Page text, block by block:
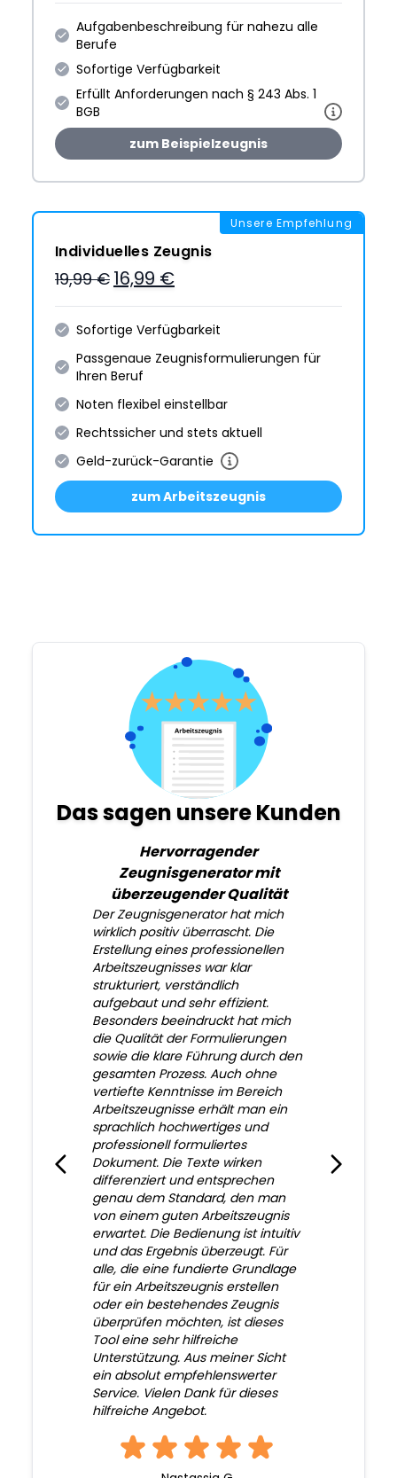
Aufgabenbeschreibung für nahezu alle
Berufe
Sofortige Verfügbarkeit
Erfüllt Anforderungen nach § 243 Abs. 1
BGB
zum Beispielzeugnis
Unsere Empfehlung
Individuelles Zeugnis
19,99 € 16,99 €
Sofortige Verfügbarkeit
Passgenaue Zeugnis­formulie­rungen für
Ihren Beruf
Noten flexibel einstellbar
Rechtssicher und stets aktuell
Geld-zurück-Garantie
zum Arbeitszeugnis
Das sagen unsere Kunden
Hervorragender
Zeugnisgenerator mit
überzeugender Qualität
Der Zeugnisgenerator hat mich
wirklich positiv überrascht. Die
Erstellung eines professionellen
Arbeitszeugnisses war klar
strukturiert, verständlich
aufgebaut und sehr effizient.
Besonders beeindruckt hat mich
die Qualität der Formulierungen
sowie die klare Führung durch den
gesamten Prozess. Auch ohne
vertiefte Kenntnisse im Bereich
Arbeitszeugnisse erhält man ein
sprachlich hochwertiges und
professionell formuliertes
Dokument. Die Texte wirken
differenziert und entsprechen
genau dem Standard, den man
von einem guten Arbeitszeugnis
erwartet. Die Bedienung ist intuitiv
und das Ergebnis überzeugt. Für
alle, die eine fundierte Grundlage
für ein Arbeitszeugnis erstellen
oder ein bestehendes Zeugnis
überprüfen möchten, ist dieses
Tool eine sehr hilfreiche
Unterstützung. Aus meiner Sicht
ein absolut empfehlenswerter
Service. Vielen Dank für dieses
hilfreiche Angebot.